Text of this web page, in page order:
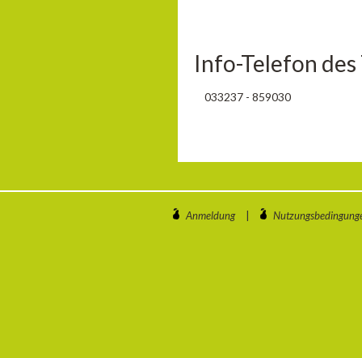
Info-Telefon des
033237 - 859030
Anmeldung